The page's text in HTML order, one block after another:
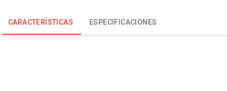
CARACTERÍSTICAS ESPECIFICACIONES